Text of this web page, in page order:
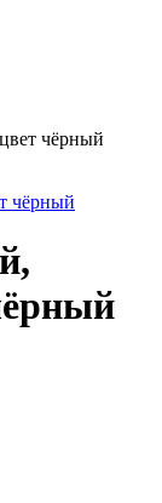
чёрный